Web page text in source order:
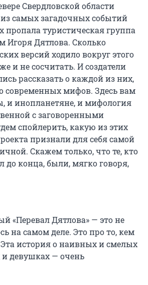
Свердловской области
самых загадочных событий
пропала туристическая группа
Игоря Дятлова. Сколько
версий ходило вокруг этого
и не сосчитать. И создатели
рассказать о каждой из них,
современных мифов. Здесь вам
и инопланетяне, и мифология
с заговоренными
спойлерить, какую из этих
признали для себя самой
Скажем только, что те, кто
до конца, были, мягко говоря,
«Перевал Дятлова» — это не
на самом деле. Это про то, кем
история о наивных и смелых
девушках — очень